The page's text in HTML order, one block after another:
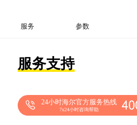
服务 参数
服务支持
24小时海尔官方服务热线
7x24小时咨询帮助